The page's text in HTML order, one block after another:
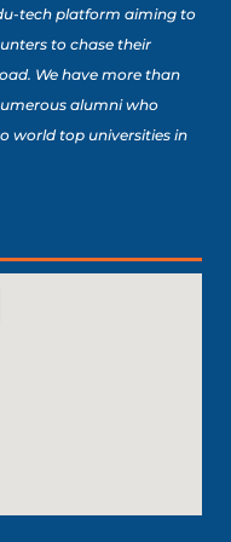
tech platform aiming to
to chase their
We have more than
alumni who
world top universities in